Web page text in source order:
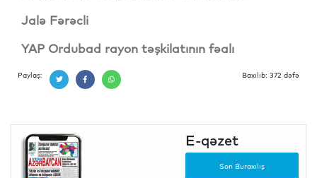
Jalə Fərəcli
YAP Ordubad rayon təşkilatının fəalı
Paylaş: Baxılıb: 372 dəfə
E-qəzet
Son Buraxılış